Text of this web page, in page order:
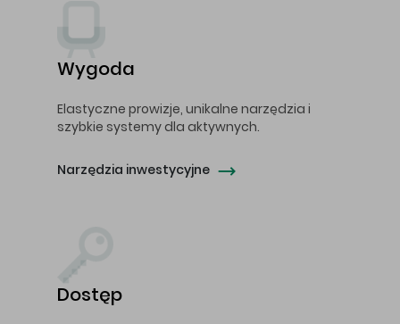
Wygoda
Elastyczne prowizje, unikalne narzędzia i
szybkie systemy dla aktywnych.
Narzędzia inwestycyjne
Dostęp